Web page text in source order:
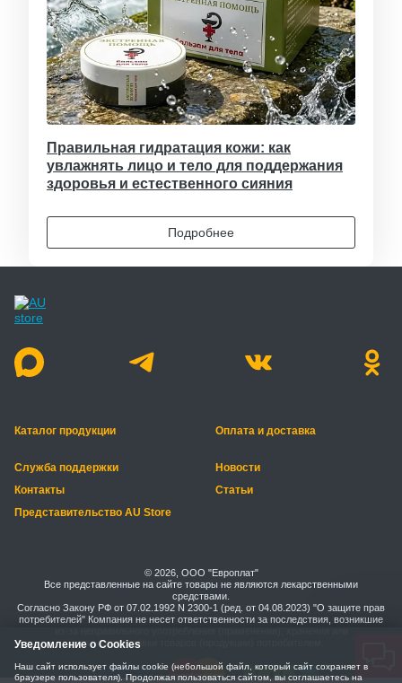
Правильная гидратация кожи: как
увлажнять лицо и тело для поддержания
здоровья и естественного сияния
Подробнее
Каталог продукции Оплата и доставка
Служба поддержки
Новости
Контакты
Статьи
Представительство AU Store
© 2026, ООО "Европлат"
Все представленные на сайте товары не являются лекарственными
средствами.
Согласно Закону РФ от 07.02.1992 N 2300-1 (ред. от 04.08.2023) "О защите прав
потребителей" Компания не несет ответственности за последствия, возникшие
транспортировки товаров (продукции) потребителем.
Уведомление о Cookies
Наш сайт использует файлы cookie (небольшой файл, который сайт сохраняет в
браузере пользователя). Продолжая пользоваться сайтом, вы соглашаетесь на